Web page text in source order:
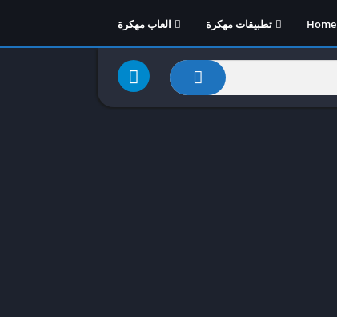
Home تطبيقات مهكرة العاب مهكرة